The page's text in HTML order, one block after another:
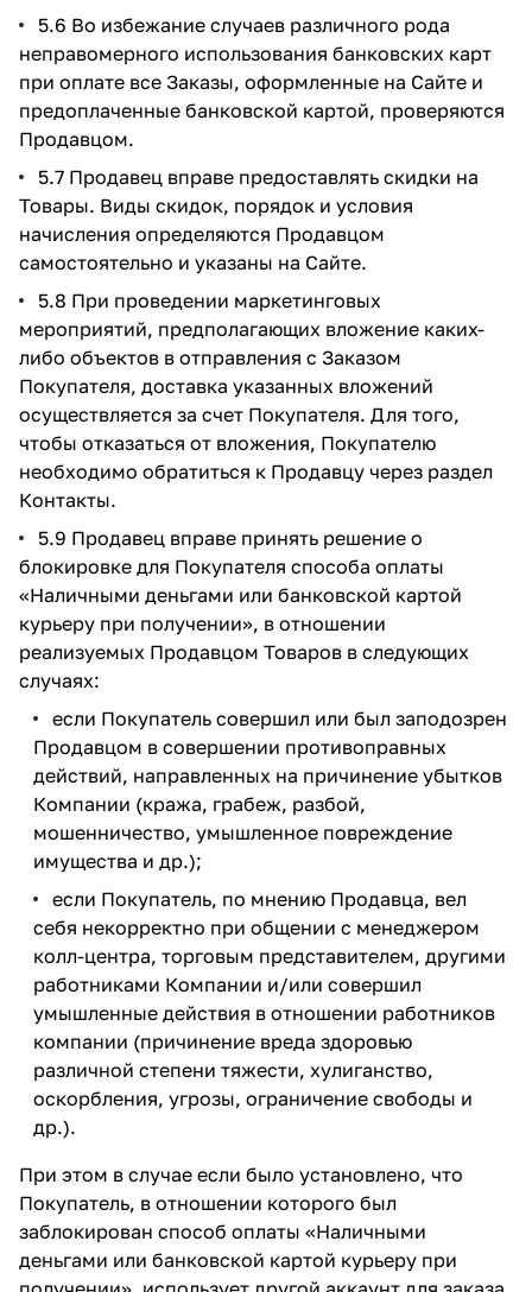
5.6 Во избежание случаев различного рода
неправомерного использования банковских карт
при оплате все Заказы, оформленные на Сайте и
предоплаченные банковской картой, проверяются
Продавцом.
5.7 Продавец вправе предоставлять скидки на
Товары. Виды скидок, порядок и условия
начисления определяются Продавцом
самостоятельно и указаны на Сайте.
5.8 При проведении маркетинговых
мероприятий, предполагающих вложение каких-
либо объектов в отправления с Заказом
Покупателя, доставка указанных вложений
осуществляется за счет Покупателя. Для того,
чтобы отказаться от вложения, Покупателю
необходимо обратиться к Продавцу через раздел
Контакты.
5.9 Продавец вправе принять решение о
блокировке для Покупателя способа оплаты
«Наличными деньгами или банковской картой
курьеру при получении», в отношении
реализуемых Продавцом Товаров в следующих
случаях:
если Покупатель совершил или был заподозрен
Продавцом в совершении противоправных
действий, направленных на причинение убытков
Компании (кража, грабеж, разбой,
мошенничество, умышленное повреждение
имущества и др.);
если Покупатель, по мнению Продавца, вел
себя некорректно при общении с менеджером
колл-центра, торговым представителем, другими
работниками Компании и/или совершил
умышленные действия в отношении работников
компании (причинение вреда здоровью
различной степени тяжести, хулиганство,
оскорбления, угрозы, ограничение свободы и
др.).
При этом в случае если было установлено, что
Покупатель, в отношении которого был
заблокирован способ оплаты «Наличными
деньгами или банковской картой курьеру при